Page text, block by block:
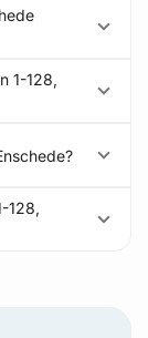
1-128,
128,